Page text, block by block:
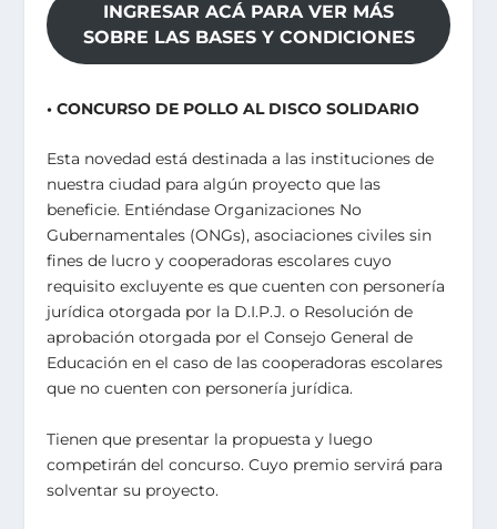
INGRESAR ACÁ PARA VER MÁS
SOBRE LAS BASES Y CONDICIONES
• CONCURSO DE POLLO AL DISCO SOLIDARIO
Esta novedad está destinada a las instituciones de
nuestra ciudad para algún proyecto que las
beneficie. Entiéndase Organizaciones No
Gubernamentales (ONGs), asociaciones civiles sin
fines de lucro y cooperadoras escolares cuyo
requisito excluyente es que cuenten con personería
jurídica otorgada por la D.I.P.J. o Resolución de
aprobación otorgada por el Consejo General de
Educación en el caso de las cooperadoras escolares
que no cuenten con personería jurídica.
Tienen que presentar la propuesta y luego
competirán del concurso. Cuyo premio servirá para
solventar su proyecto.